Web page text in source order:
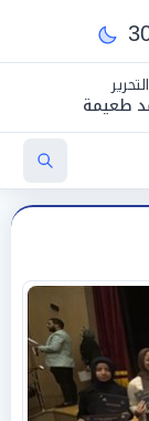
طعيمة